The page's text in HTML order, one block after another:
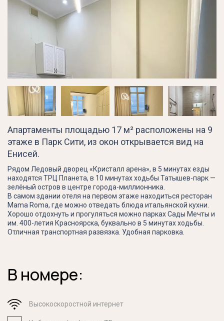
Апартаменты площадью 17 м² расположены на 9
этаже в Парк Сити, из окон открывается вид на
Енисей.
Рядом Ледовый дворец «Кристалл арена», в 5 минутах езды
находятся ТРЦ Планета, в 10 минутах ходьбы Татышев-парк —
зелёный остров в центре города-миллионника.
В самом здании отеля на первом этаже находиться ресторан
Mama Roma, где можно отведать блюда итальянской кухни.
Хорошо отдохнуть и прогуляться можно парках Сады Мечты и
им. 400-летия Красноярска, буквально в 5 минутах ходьбы.
Отличная транспортная развязка. Удобная парковка.
В номере:
Высокоскоростной интернет